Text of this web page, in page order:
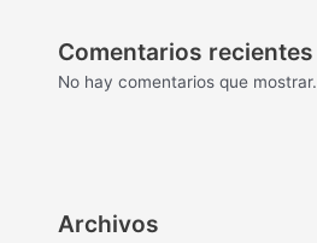
Comentarios recientes
No hay comentarios que mostrar.
Archivos